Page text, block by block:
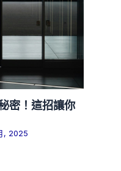
密！這招讓你
, 2025